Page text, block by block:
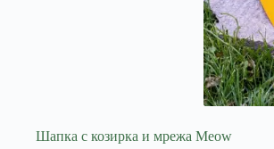
Шапка с козирка и мрежа Meow